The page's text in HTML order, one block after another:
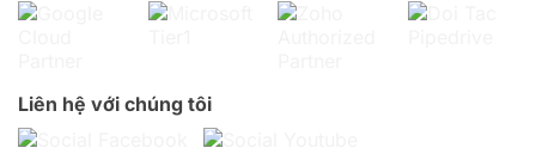
Liên hệ với chúng tôi